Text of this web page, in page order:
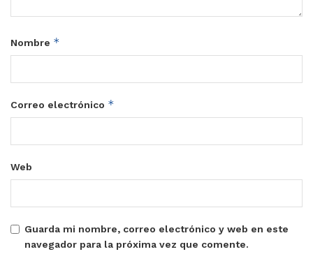
Nombre *
Correo electrónico *
Web
Guarda mi nombre, correo electrónico y web en este
navegador para la próxima vez que comente.